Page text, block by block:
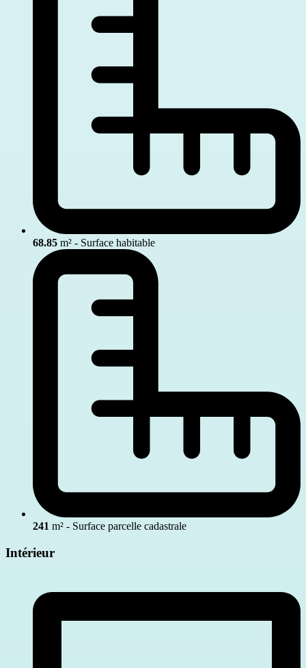
68.85 m² - Surface habitable
241 m² - Surface parcelle cadastrale
Intérieur